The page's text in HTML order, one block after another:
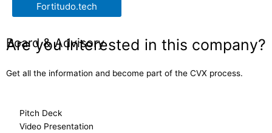
Fortitudo.tech
Are you interested in this company?
Get all the information and become part of the CVX process.
Pitch Deck
Video Presentation
Board & Advisory